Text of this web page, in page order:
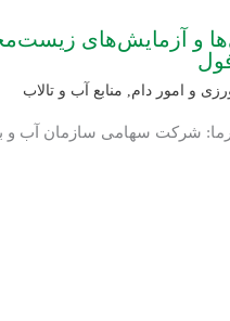
و آزمایش‌های
و امور دام, منابع آب و تالاب
شرکت سهامی سازمان آب و